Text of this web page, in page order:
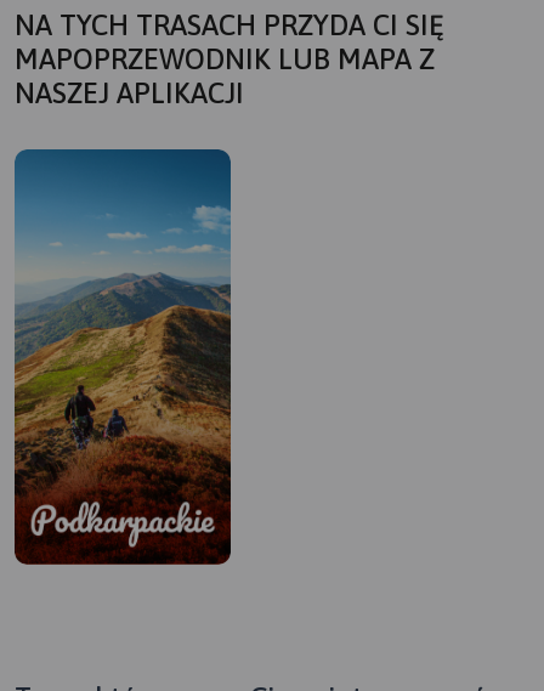
NA TYCH TRASACH PRZYDA CI SIĘ
MAPOPRZEWODNIK LUB MAPA Z
NASZEJ APLIKACJI